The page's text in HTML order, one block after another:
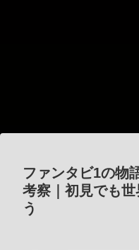
ファンタビ1の物
考察｜初見でも
う